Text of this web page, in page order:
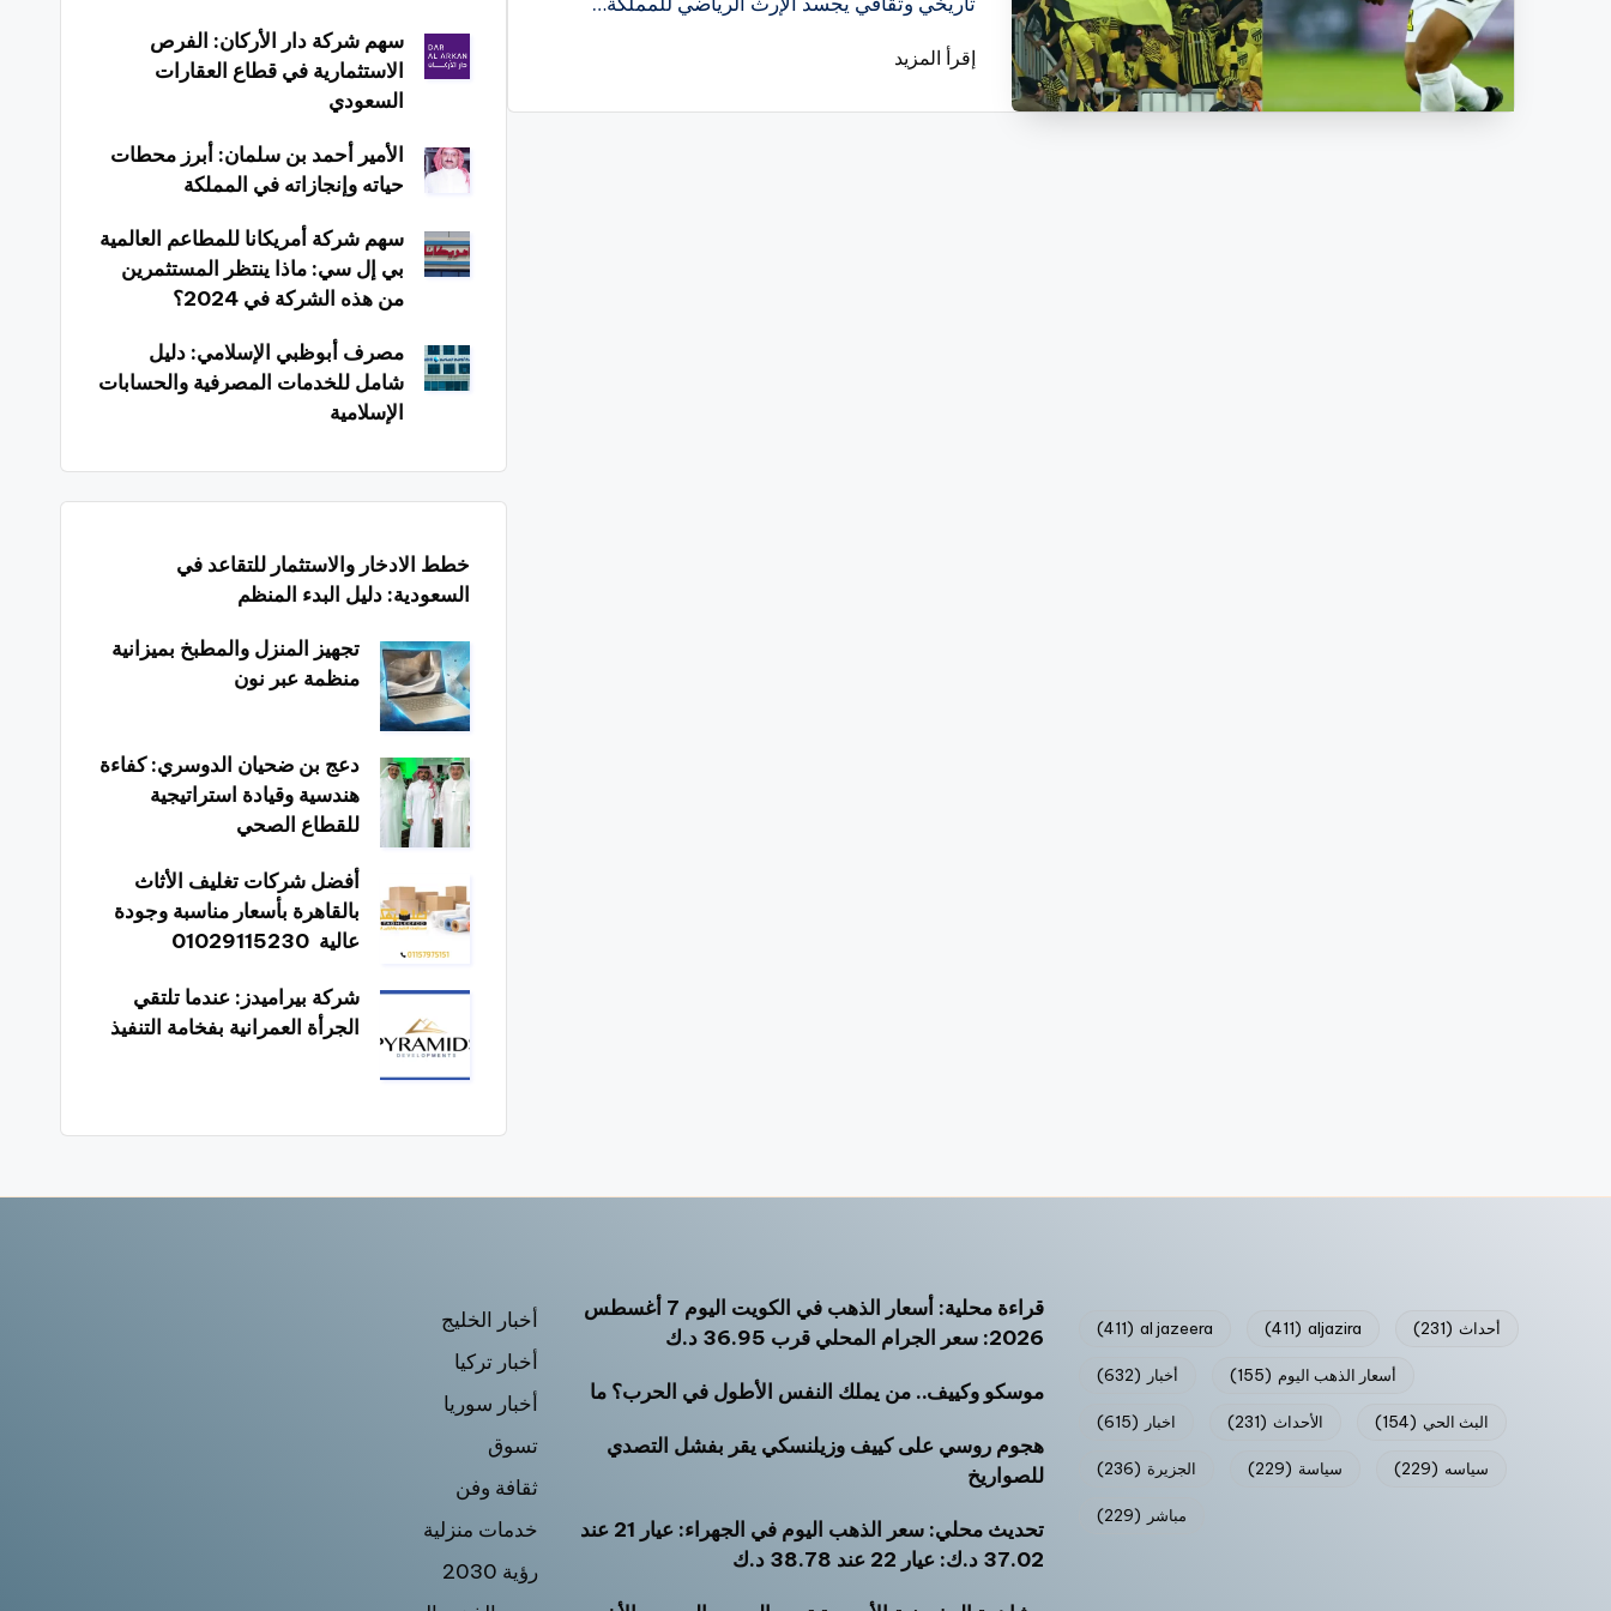
إقرأ المزيد
سهم شركة دار الأركان: الفرص
الاستثمارية في قطاع العقارات
السعودي
الأمير أحمد بن سلمان: أبرز محطات
حياته وإنجازاته في المملكة
سهم شركة أمريكانا للمطاعم العالمية
بي إل سي: ماذا ينتظر المستثمرين
من هذه الشركة في 2024؟
مصرف أبوظبي الإسلامي: دليل
شامل للخدمات المصرفية والحسابات
الإسلامية
خطط الادخار والاستثمار للتقاعد في
السعودية: دليل البدء المنظم
تجهيز المنزل والمطبخ بميزانية
منظمة عبر نون
دعج بن ضحيان الدوسري: كفاءة
هندسية وقيادة استراتيجية
للقطاع الصحي
أفضل شركات تغليف الأثاث
بالقاهرة بأسعار مناسبة وجودة
عالية 01029115230
شركة بيراميدز: عندما تلتقي
الجرأة العمرانية بفخامة التنفيذ
al jazeera
(411) aljazira
(411) أحداث (231)
أخبار (632) أسعار الذهب اليوم (155)
اخبار (615) الأحداث (231) البث الحي (154)
الجزيرة (236) سياسة (229) سياسه (229)
مباشر (229)
قراءة محلية: أسعار الذهب في الكويت اليوم 7 أغسطس
2026: سعر الجرام المحلي قرب 36.95 د.ك
موسكو وكييف.. من يملك النفس الأطول في الحرب؟ ما
هجوم روسي على كييف وزيلنسكي يقر بفشل التصدي
للصواريخ
تحديث محلي: سعر الذهب اليوم في الجهراء: عيار 21 عند
37.02 د.ك: عيار 22 عند 38.78 د.ك
أخبار الخليج
أخبار تركيا
أخبار سوريا
تسوق
ثقافة وفن
خدمات منزلية
رؤية 2030